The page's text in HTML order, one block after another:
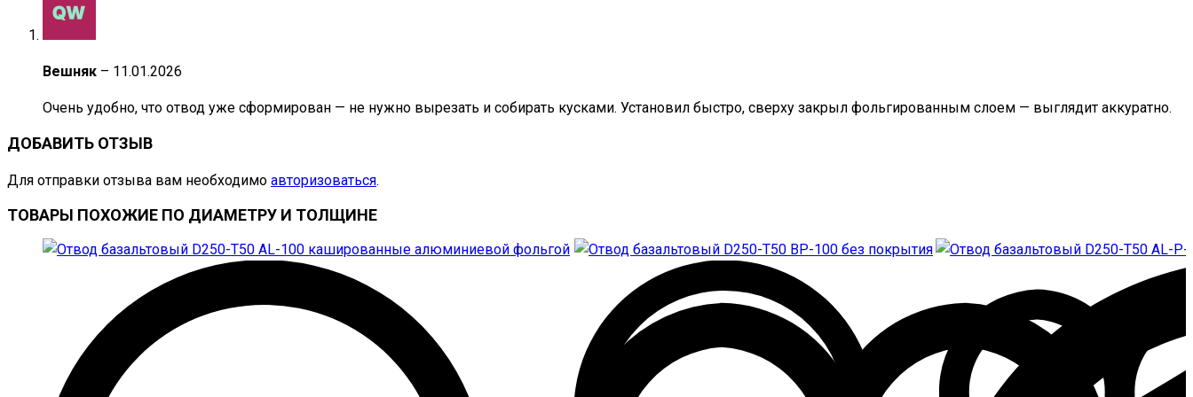
Вешняк – 11.01.2026
Очень удобно, что отвод уже сформирован — не нужно вырезать и собирать кусками. Установил быстро, сверху закрыл фольгированным слоем — выглядит аккуратно.
ДОБАВИТЬ ОТЗЫВ
Для отправки отзыва вам необходимо авторизоваться.
ТОВАРЫ ПОХОЖИЕ ПО ДИАМЕТРУ И ТОЛЩИНЕ